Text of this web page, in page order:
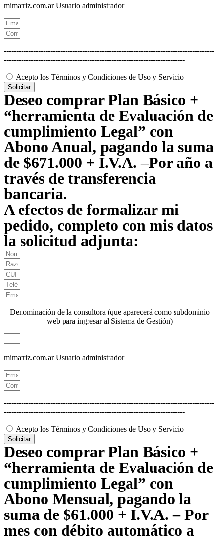
mimatriz.com.ar Usuario administrador
--------------------------------------------------------------------------------------
--------------------------------------------------------------------------
Acepto los Términos y Condiciones de Uso y Servicio
Solicitar
Deseo comprar Plan Básico +
“herramienta de Evaluación de
cumplimiento Legal” con
Abono Anual, pagando la suma
de $671.000 + I.V.A. –Por año a
través de transferencia
bancaria.
A efectos de formalizar mi
pedido, completo con mis datos
la solicitud adjunta:
Denominación de la consultora (que aparecerá como subdominio
web para ingresar al Sistema de Gestión)
mimatriz.com.ar Usuario administrador
--------------------------------------------------------------------------------------
--------------------------------------------------------------------------
Acepto los Términos y Condiciones de Uso y Servicio
Solicitar
Deseo comprar Plan Básico +
“herramienta de Evaluación de
cumplimiento Legal” con
Abono Mensual, pagando la
suma de $61.000 + I.V.A. – Por
mes con débito automático a